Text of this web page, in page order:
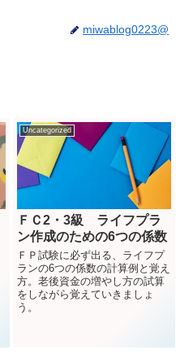
miwablog0223@
Uncategorized
ＦＣ2・3級 ライフプラ
ン作成のための6つの係数
ＦＰ試験に必ず出る、ライフプ
ランの6つの係数の計算例と覚え
方。老後資金の増やし方の試算
をしながら覚えていきましょ
う。